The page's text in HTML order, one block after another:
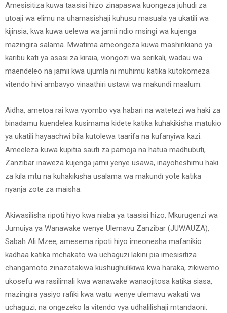
Amesisitiza kuwa taasisi hizo zinapaswa kuongeza juhudi za
utoaji wa elimu na uhamasishaji kuhusu masuala ya ukatili wa
kijinsia, kwa kuwa uelewa wa jamii ndio msingi wa kujenga
mazingira salama. Mwatima ameongeza kuwa mashirikiano ya
karibu kati ya asasi za kiraia, viongozi wa serikali, wadau wa
maendeleo na jamii kwa ujumla ni muhimu katika kutokomeza
vitendo hivi ambavyo vinaathiri ustawi wa makundi maalum.
Aidha, ametoa rai kwa vyombo vya habari na watetezi wa haki za
binadamu kuendelea kusimama kidete katika kuhakikisha matukio
ya ukatili hayaachwi bila kutolewa taarifa na kufanyiwa kazi.
Ameeleza kuwa kupitia sauti za pamoja na hatua madhubuti,
Zanzibar inaweza kujenga jamii yenye usawa, inayoheshimu haki
za kila mtu na kuhakikisha usalama wa makundi yote katika
nyanja zote za maisha.
Akiwasilisha ripoti hiyo kwa niaba ya taasisi hizo, Mkurugenzi wa
Jumuiya ya Wanawake wenye Ulemavu Zanzibar (JUWAUZA),
Sabah Ali Mzee, amesema ripoti hiyo imeonesha mafanikio
kadhaa katika mchakato wa uchaguzi lakini pia imesisitiza
changamoto zinazotakiwa kushughulikiwa kwa haraka, zikiwemo
ukosefu wa rasilimali kwa wanawake wanaojitosa katika siasa,
mazingira yasiyo rafiki kwa watu wenye ulemavu wakati wa
uchaguzi, na ongezeko la vitendo vya udhalilishaji mtandaoni.